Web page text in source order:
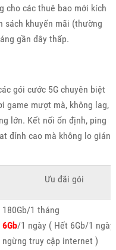
cho các thuê bao mới kích
sách khuyến mãi (thường
gần đây thấp.
gói cước 5G chuyên biệt
game mượt mà, không lag,
lớn. Kết nối ổn định, ping
đỉnh cao mà không lo gián
Ưu đãi gói
180Gb/1 tháng
6Gb/1 ngày ( Hết 6Gb/1 ngày
ngừng truy cập internet )